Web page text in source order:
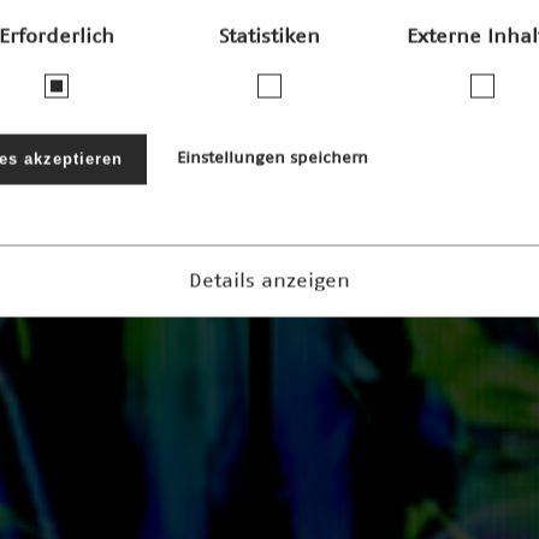
Erforderlich Statistiken Externe
akzeptieren Einstellungen speichern
Details anzeigen